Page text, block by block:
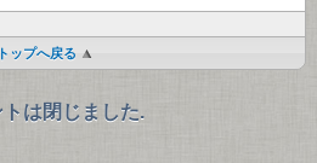
トップへ戻る
トは閉じました.